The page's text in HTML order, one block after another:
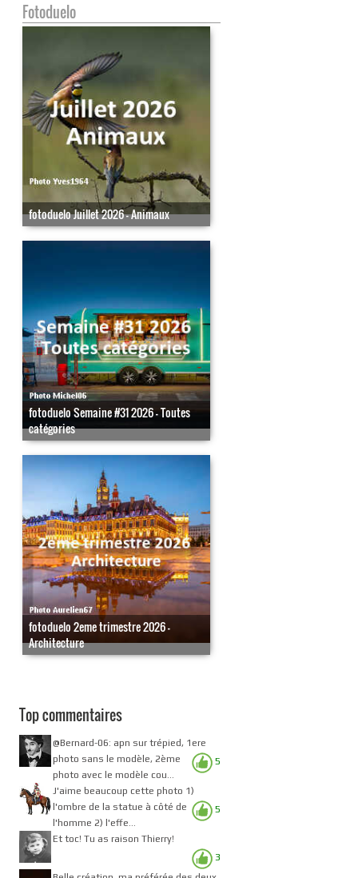
Fotoduelo
fotoduelo Juillet 2026 - Animaux
fotoduelo Semaine #31 2026 - Toutes
catégories
fotoduelo 2eme trimestre 2026 -
Architecture
Top commentaires
5
@Bernard-06: apn sur trépied, 1ere
photo sans le modèle, 2ème
photo avec le modèle cou...
5
J'aime beaucoup cette photo 1)
l'ombre de la statue à côté de
l'homme 2) l'effe...
3
Et toc! Tu as raison Thierry!